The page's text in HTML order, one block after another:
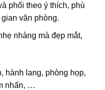
phối theo ý thích, phù
văn phòng.
nhàng mà đẹp mắt,
hành lang, phòng họp,
nhấn, …